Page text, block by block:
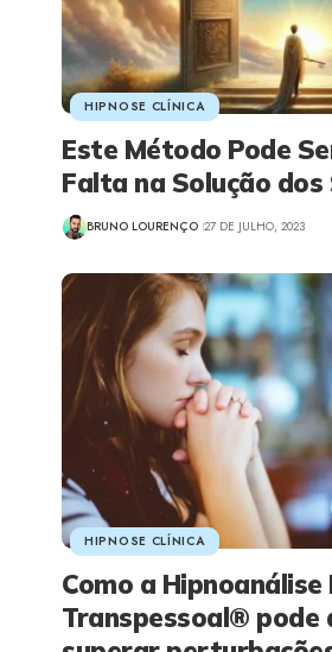
HIPNOSE CLÍNICA
Este Método Pode
Falta na Solução
BRUNO LOURENÇO 27 DE JULHO, 2023
HIPNOSE CLÍNICA
Como a
Transpessoal® pode